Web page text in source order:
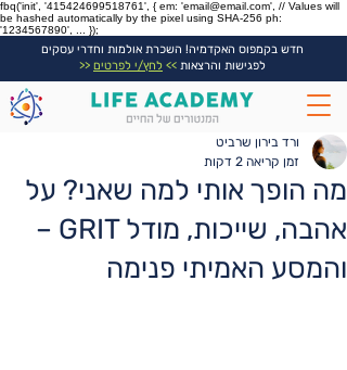
fbq('init', '415424699518761', { em: 'email@email.com', // Values will
be hashed automatically by the pixel using SHA-256 ph:
'1234567890', ... });
חדש בקמפוס האקדמיה! השכרת אולמות וחדרי עסקים
לפגישות והרצאות >> לחץ/י לפרטים <<
מה הופך אותי למה שאני? על
אהבה, שייכות, מודל GRIT –
והמסע האמיתי פנימה
ורד בירון שרביט
זמן קריאה 2 דקות